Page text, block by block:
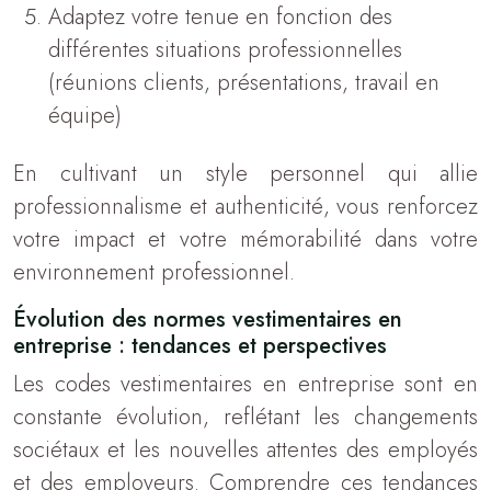
Adaptez votre tenue en fonction des
différentes situations professionnelles
(réunions clients, présentations, travail en
équipe)
En cultivant un style personnel qui allie
professionnalisme et authenticité, vous renforcez
votre impact et votre mémorabilité dans votre
environnement professionnel.
Évolution des normes vestimentaires en
entreprise : tendances et perspectives
Les codes vestimentaires en entreprise sont en
constante évolution, reflétant les changements
sociétaux et les nouvelles attentes des employés
et des employeurs. Comprendre ces tendances